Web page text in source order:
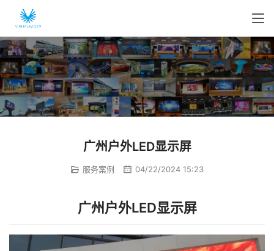
广州户外LED显示屏
服务案例 04/22/2024 15:23
广州户外LED显示屏